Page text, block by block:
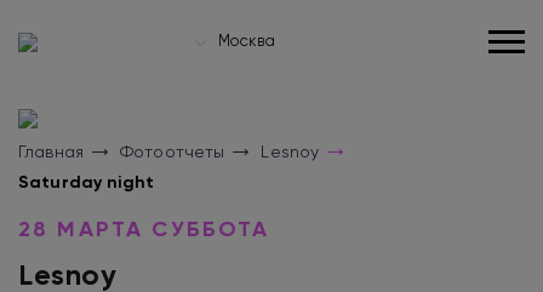
Москва
Главная Фотоотчеты
Lesnoy
Saturday night
28 МАРТА СУББОТА
Lesnoy